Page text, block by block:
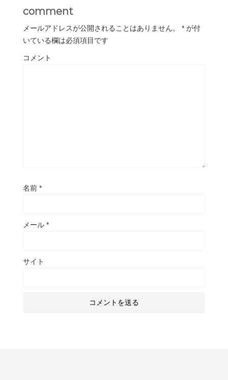
comment
メールアドレスが公開されることはありません。 * が付
いている欄は必須項目です
コメント
名前 *
メール *
サイト